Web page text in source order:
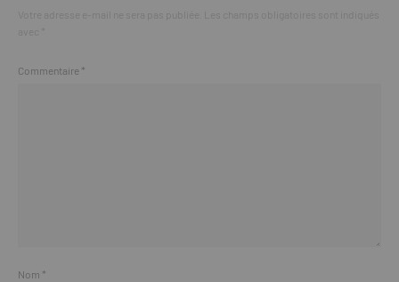
Commentaire *
Nom *